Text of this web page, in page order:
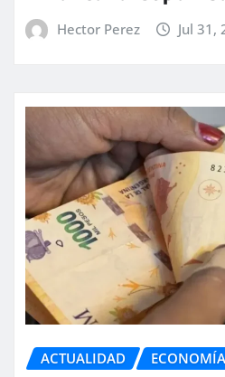
Hector Perez Jul 31,
ACTUALIDAD ECONOMÍA